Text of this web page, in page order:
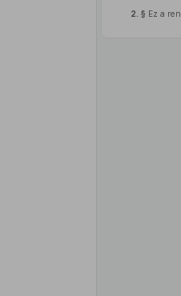
2. § Ez a